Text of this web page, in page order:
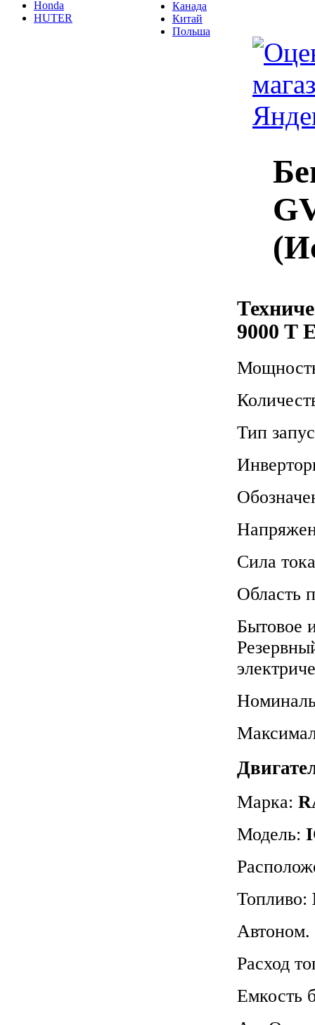
Honda
HUTER
Канада
Китай
Польша
9000 T
Тип
Сила
Область
Бытовое
Марка:
Модель:
Топливо:
Автоном.
Расход
Емкость